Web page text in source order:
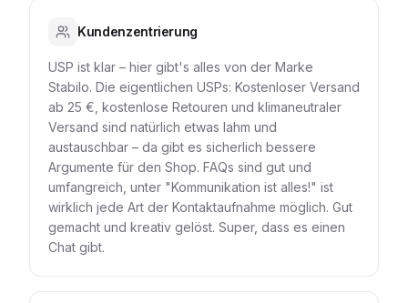
Kundenzentrierung
USP ist klar – hier gibt's alles von der Marke
Stabilo. Die eigentlichen USPs: Kostenloser Versand
ab 25 €, kostenlose Retouren und klimaneutraler
Versand sind natürlich etwas lahm und
austauschbar – da gibt es sicherlich bessere
Argumente für den Shop. FAQs sind gut und
umfangreich, unter "Kommunikation ist alles!" ist
wirklich jede Art der Kontaktaufnahme möglich. Gut
gemacht und kreativ gelöst. Super, dass es einen
Chat gibt.